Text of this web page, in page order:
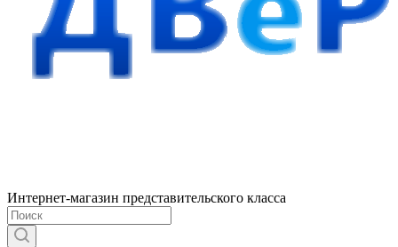
Интернет-магазин представительского класса